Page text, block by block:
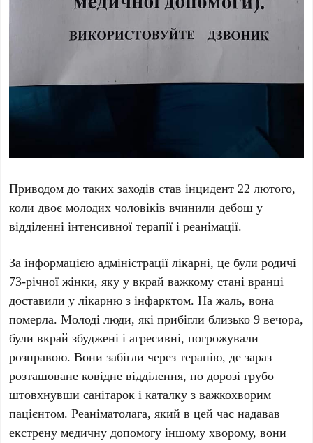
Приводом до таких заходів став інцидент 22 лютого,
коли двоє молодих чоловіків вчинили дебош у
відділенні інтенсивної терапії і реанімації.
За інформацією адміністрації лікарні, це були родичі
73-річної жінки, яку у вкрай важкому стані вранці
доставили у лікарню з інфарктом. На жаль, вона
померла. Молоді люди, які прибігли близько 9 вечора,
були вкрай збуджені і агресивні, погрожували
розправою. Вони забігли через терапію, де зараз
розташоване ковідне відділення, по дорозі грубо
штовхнувши санітарок і каталку з важкохворим
пацієнтом. Реаніматолага, який в цей час надавав
екстрену медичну допомогу іншому хворому, вони